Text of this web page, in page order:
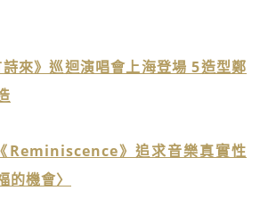
來》巡迴演唱會上海登場 5造型鄭
Reminiscence》追求音樂真實性
的機會〉